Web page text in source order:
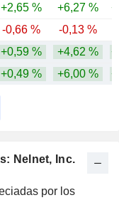
Nelnet, Inc.
por los
+2,65 % +6,27 %
-0,66 % -0,13 %
+0,59 % +4,62 %
+0,49 % +6,00 %